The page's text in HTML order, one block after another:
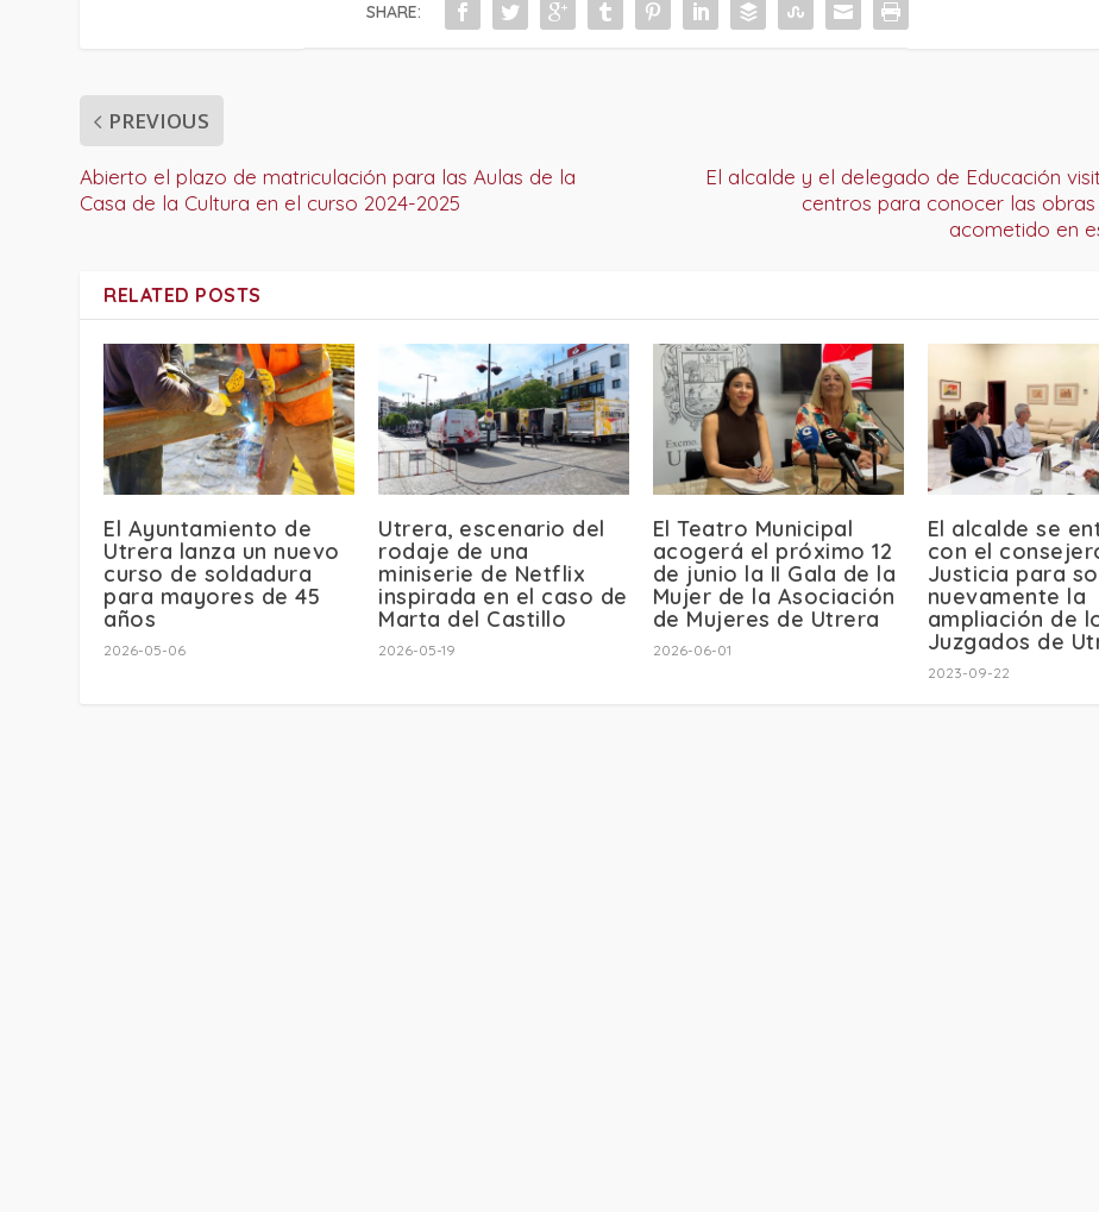
SHARE:
PREVIOUS
Abierto el plazo de matriculación para las Aulas de la
Casa de la Cultura en el curso 2024-2025
El alcalde y el delegado de Educación
centros para conocer las obras
acometido en
RELATED POSTS
El Ayuntamiento de
Utrera lanza un nuevo
curso de soldadura
para mayores de 45
años
2026-05-06
Utrera, escenario del
rodaje de una
miniserie de Netflix
inspirada en el caso de
Marta del Castillo
2026-05-19
El Teatro Municipal
acogerá el próximo 12
de junio la II Gala de la
Mujer de la Asociación
de Mujeres de Utrera
2026-06-01
El alcalde se
con el
Justicia para
nuevamente la
ampliación de
Juzgados de
2023-09-22